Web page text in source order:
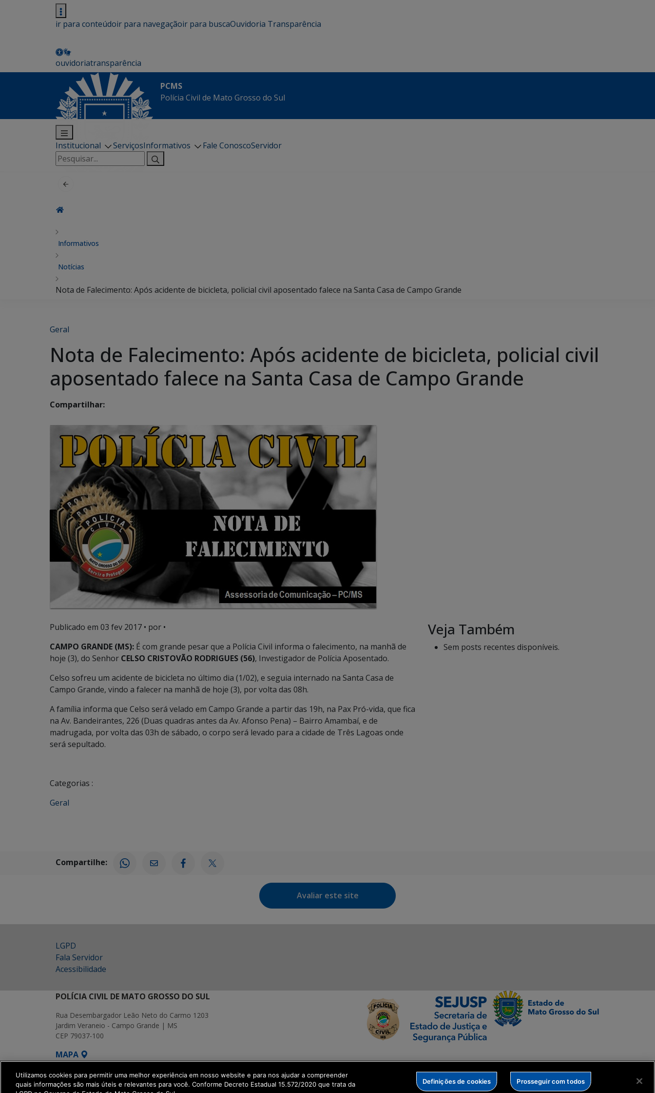
ir para conteúdoir para navegaçãoir para buscaOuvidoria Transparência
ouvidoriatransparência
PCMS
Polícia Civil de Mato Grosso do Sul
Institucional ServiçosInformativos Fale ConoscoServidor
Pesquisar
por:
Informativos
Notícias
Nota de Falecimento: Após acidente de bicicleta, policial civil aposentado falece na Santa Casa de Campo Grande
Geral
Nota de Falecimento: Após acidente de bicicleta, policial civil
aposentado falece na Santa Casa de Campo Grande
Compartilhar:
Publicado em 03 fev 2017 • por •
CAMPO GRANDE (MS): É com grande pesar que a Polícia Civil informa o falecimento, na manhã de
hoje (3), do Senhor CELSO CRISTOVÃO RODRIGUES (56), Investigador de Polícia Aposentado.
Celso sofreu um acidente de bicicleta no último dia (1/02), e seguia internado na Santa Casa de
Campo Grande, vindo a falecer na manhã de hoje (3), por volta das 08h.
A família informa que Celso será velado em Campo Grande a partir das 19h, na Pax Pró-vida, que fica
na Av. Bandeirantes, 226 (Duas quadras antes da Av. Afonso Pena) – Bairro Amambaí, e de
madrugada, por volta das 03h de sábado, o corpo será levado para a cidade de Três Lagoas onde
será sepultado.
Categorias :
Geral
Veja Também
Sem posts recentes disponíveis.
Compartilhe:
Avaliar este site
LGPD
Fala Servidor
Acessibilidade
POLÍCIA CIVIL DE MATO GROSSO DO SUL
Rua Desembargador Leão Neto do Carmo 1203
Jardim Veraneio - Campo Grande | MS
CEP 79037-100
MAPA
SETDIG | Secretaria-Executiva de Transformação Digital
Utilizamos cookies para permitir uma melhor experiência em nosso website e para nos ajudar a compreender
quais informações são mais úteis e relevantes para você. Conforme Decreto Estadual 15.572/2020 que trata da
Definições de cookies Prosseguir com todos